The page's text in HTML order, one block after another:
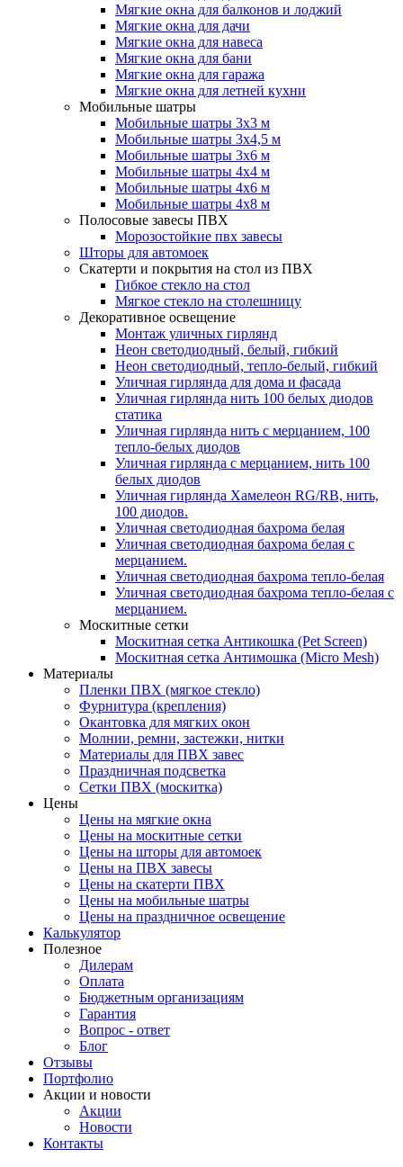
Мягкие окна для балконов и лоджий
Мягкие окна для дачи
Мягкие окна для навеса
Мягкие окна для бани
Мягкие окна для гаража
Мягкие окна для летней кухни
Мобильные шатры
Мобильные шатры 3х3 м
Мобильные шатры 3х4,5 м
Мобильные шатры 3х6 м
Мобильные шатры 4х4 м
Мобильные шатры 4х6 м
Мобильные шатры 4х8 м
Полосовые завесы ПВХ
Морозостойкие пвх завесы
Шторы для автомоек
Скатерти и покрытия на стол из ПВХ
Гибкое стекло на стол
Мягкое стекло на столешницу
Декоративное освещение
Монтаж уличных гирлянд
Неон светодиодный, белый, гибкий
Неон светодиодный, тепло-белый, гибкий
Уличная гирлянда для дома и фасада
Уличная гирлянда нить 100 белых диодов
статика
Уличная гирлянда нить с мерцанием, 100
тепло-белых диодов
Уличная гирлянда с мерцанием, нить 100
белых диодов
Уличная гирлянда Хамелеон RG/RB, нить,
100 диодов.
Уличная светодиодная бахрома белая
Уличная светодиодная бахрома белая с
мерцанием.
Уличная светодиодная бахрома тепло-белая
Уличная светодиодная бахрома тепло-белая с
мерцанием.
Москитные сетки
Москитная сетка Антикошка (Pet Screen)
Москитная сетка Антимошка (Micro Mesh)
Материалы
Пленки ПВХ (мягкое стекло)
Фурнитура (крепления)
Окантовка для мягких окон
Молнии, ремни, застежки, нитки
Материалы для ПВХ завес
Праздничная подсветка
Сетки ПВХ (москитка)
Цены
Цены на мягкие окна
Цены на москитные сетки
Цены на шторы для автомоек
Цены на ПВХ завесы
Цены на скатерти ПВХ
Цены на мобильные шатры
Цены на праздничное освещение
Калькулятор
Полезное
Дилерам
Оплата
Бюджетным организациям
Гарантия
Вопрос - ответ
Блог
Отзывы
Портфолио
Акции и новости
Акции
Новости
Контакты